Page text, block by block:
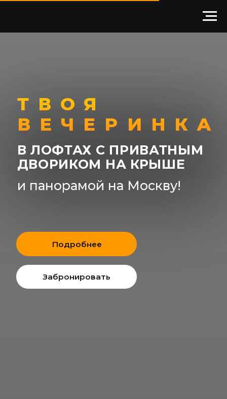
и панорамой на Москву!
В ЛОФТАХ С ПРИВАТНЫМ
ДВОРИКОМ НА КРЫШЕ